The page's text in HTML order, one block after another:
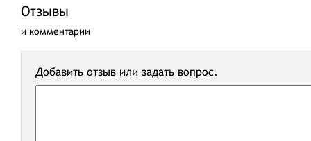
Отзывы
и комментарии
Добавить отзыв или задать вопрос.